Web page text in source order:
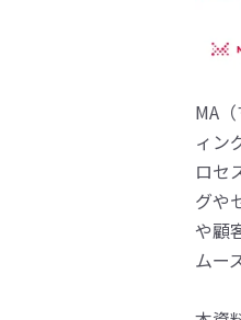
MA
ィン
ロセ
グや
や顧
ムー